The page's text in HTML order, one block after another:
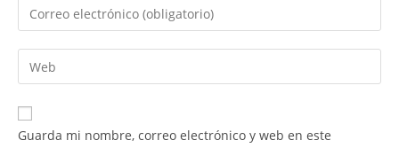
de
usuario
para
comentar
Introduce
tu
dirección
de
electrónico
para
Introduce
la
URL
de
Guarda mi nombre, correo electrónico y web en este